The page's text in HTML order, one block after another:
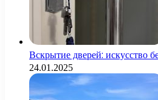
Вскрытие дверей: искусство
24.01.2025